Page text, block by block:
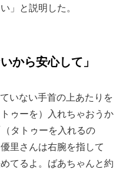
」と説明した。
から安心して」
いない手首の上あたりを
ゥーを）入れちゃおうか
タトゥーを入れるの
里さんは右腕を指して
てるよ。ばあちゃんと約